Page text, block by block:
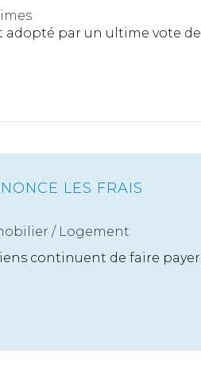
adopté par un ultime vote de
LES FRAIS
/ Logement
continuent de faire payer